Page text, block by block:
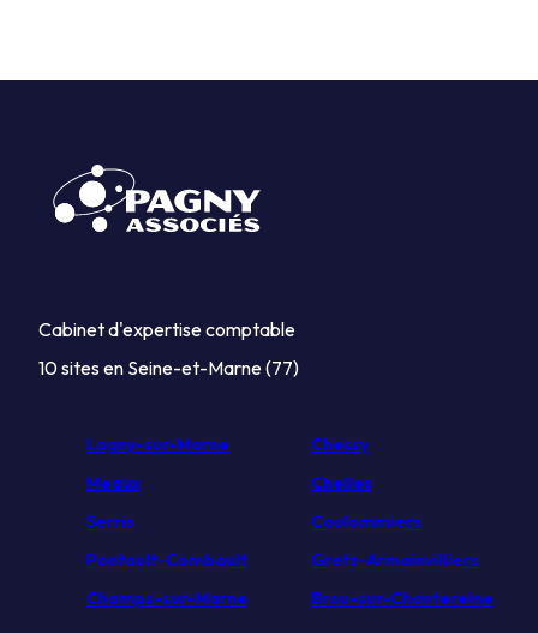
Cabinet d'expertise comptable
10 sites en Seine-et-Marne (77)
Lagny-sur-Marne
Chessy
Meaux
Chelles
Serris
Coulommiers
Pontault-Combault
Gretz-Armainvilliers
Champs-sur-Marne
Brou-sur-Chantereine